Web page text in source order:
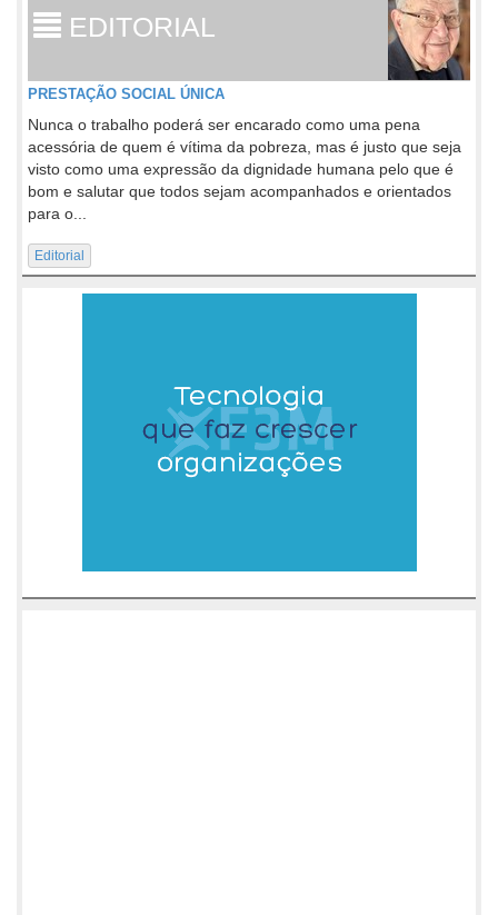
EDITORIAL
PRESTAÇÃO SOCIAL ÚNICA
Nunca o trabalho poderá ser encarado como uma pena
acessória de quem é vítima da pobreza, mas é justo que seja
visto como uma expressão da dignidade humana pelo que é
bom e salutar que todos sejam acompanhados e orientados
para o...
Editorial